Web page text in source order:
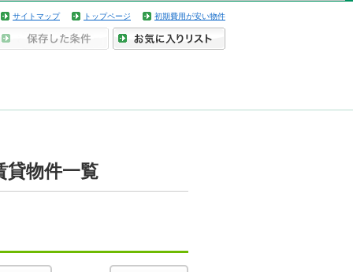
サイトマップ トップページ 初期費用が安い物件
貸物件一覧